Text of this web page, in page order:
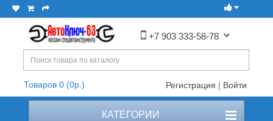
+7 903 333-58-78
Товаров 0 (0р.) Регистрация | Войти
КАТЕГОРИИ